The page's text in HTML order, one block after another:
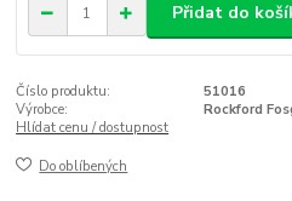
Přidat do
Číslo produktu:
51016
Výrobce:
Rockford
Hlídat cenu / dostupnost
Do oblíbených